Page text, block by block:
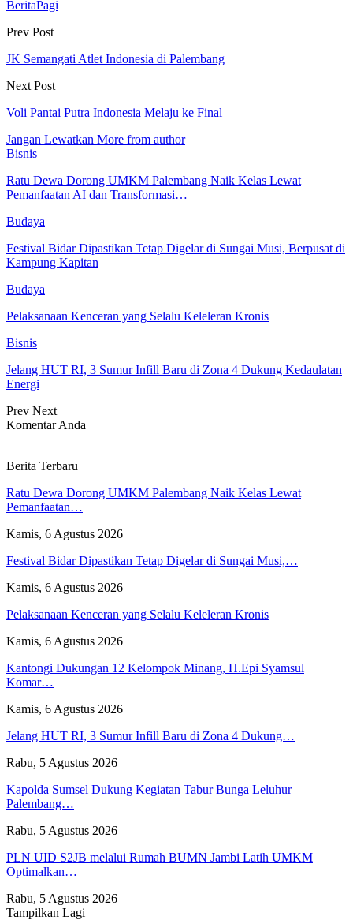
BeritaPagi
Prev Post
JK Semangati Atlet Indonesia di Palembang
Next Post
Voli Pantai Putra Indonesia Melaju ke Final
Jangan Lewatkan More from author
Bisnis
Ratu Dewa Dorong UMKM Palembang Naik Kelas Lewat
Pemanfaatan AI dan Transformasi…
Budaya
Festival Bidar Dipastikan Tetap Digelar di Sungai Musi, Berpusat di
Kampung Kapitan
Budaya
Pelaksanaan Kenceran yang Selalu Keleleran Kronis
Bisnis
Jelang HUT RI, 3 Sumur Infill Baru di Zona 4 Dukung Kedaulatan
Energi
Prev Next
Komentar Anda
Berita Terbaru
Ratu Dewa Dorong UMKM Palembang Naik Kelas Lewat
Pemanfaatan…
Kamis, 6 Agustus 2026
Festival Bidar Dipastikan Tetap Digelar di Sungai Musi,…
Kamis, 6 Agustus 2026
Pelaksanaan Kenceran yang Selalu Keleleran Kronis
Kamis, 6 Agustus 2026
Kantongi Dukungan 12 Kelompok Minang, H.Epi Syamsul
Komar…
Kamis, 6 Agustus 2026
Jelang HUT RI, 3 Sumur Infill Baru di Zona 4 Dukung…
Rabu, 5 Agustus 2026
Kapolda Sumsel Dukung Kegiatan Tabur Bunga Leluhur
Palembang…
Rabu, 5 Agustus 2026
PLN UID S2JB melalui Rumah BUMN Jambi Latih UMKM
Optimalkan…
Rabu, 5 Agustus 2026
Tampilkan Lagi